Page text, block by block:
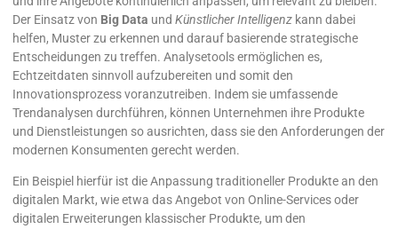
Der Einsatz von Big Data und Künstlicher Intelligenz kann dabei
helfen, Muster zu erkennen und darauf basierende strategische
Entscheidungen zu treffen. Analysetools ermöglichen es,
Echtzeitdaten sinnvoll aufzubereiten und somit den
Innovationsprozess voranzutreiben. Indem sie umfassende
Trendanalysen durchführen, können Unternehmen ihre Produkte
und Dienstleistungen so ausrichten, dass sie den Anforderungen der
modernen Konsumenten gerecht werden.
Ein Beispiel hierfür ist die Anpassung traditioneller Produkte an den
digitalen Markt, wie etwa das Angebot von Online-Services oder
digitalen Erweiterungen klassischer Produkte, um den